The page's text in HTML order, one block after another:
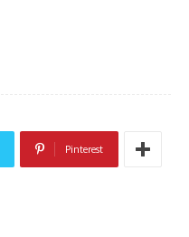
Pinterest